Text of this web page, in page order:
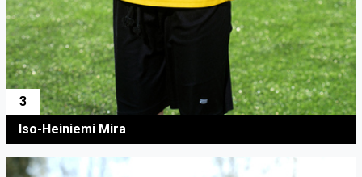
3
Iso-Heiniemi Mira